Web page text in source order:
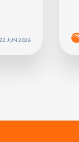
22 JUN 2026